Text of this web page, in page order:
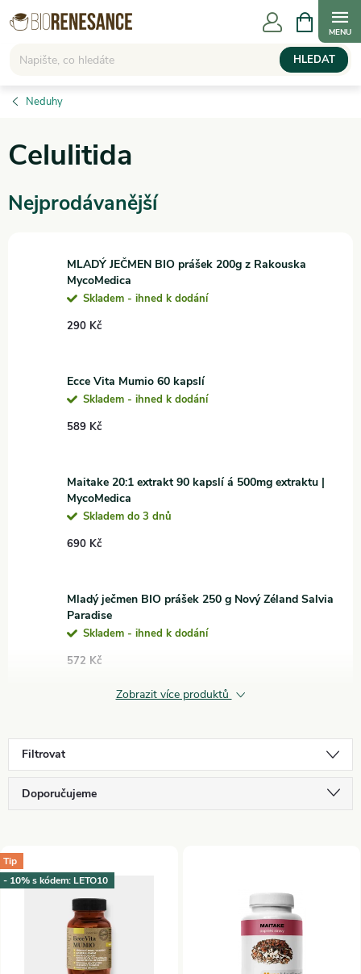
Přejít
na
HLEDAT
NÁKUPNÍ
KOŠÍK
Neduhy
Celulitida
Nejprodávanější
MLADÝ JEČMEN BIO prášek 200g z Rakouska
MycoMedica
Skladem - ihned k dodání
290 Kč
Ecce Vita Mumio 60 kapslí
Skladem - ihned k dodání
589 Kč
Maitake 20:1 extrakt 90 kapslí á 500mg extraktu |
MycoMedica
Skladem do 3 dnů
690 Kč
Mladý ječmen BIO prášek 250 g Nový Zéland Salvia
Paradise
Skladem - ihned k dodání
572 Kč
Zobrazit více produktů
Filtrovat
Ř
z
Doporučujeme
Nejdražší
Nejprodávanější
Abecedně
V
ý
Tip
- 10% s kódem: LETO10